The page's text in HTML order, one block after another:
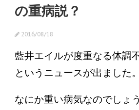
の重病説？
2016/08/18
藍井エイルが度重なる体調
というニュースが出ました。
なにか重い病気なのでしょ